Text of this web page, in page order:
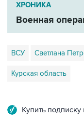
ХРОНИКА
Военная
ВСУ Светлана
Курская область
Купить